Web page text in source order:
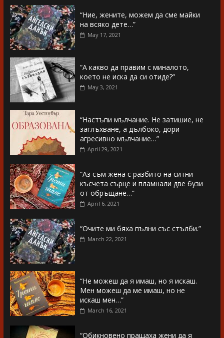
“Ние, жените, можем да сме майки
на всяко дете…”
May 17, 2021
“А какво да правим с миналото,
което не иска да си отиде?”
May 3, 2021
“Настъпи мълчание. Не затишие, не
заглъхване, а дълбоко, дори
агресивно мълчание…”
April 29, 2021
“Аз съм жена с разбито на ситни
късчета сърце и пламнали две бузи
от обръщане…”
April 6, 2021
“Очите ми бяха пълни със стълби.”
March 22, 2021
“Не можеш да я имаш, но я искаш.
Мен можеш да ме имаш, но не
искаш мен…”
March 16, 2021
“Обикновено пращаха жени да я